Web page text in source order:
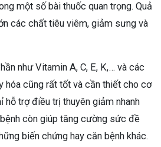
một số bài thuốc quan trọng. Quả
các chất tiêu viêm, giảm sưng và
như Vitamin A, C, E, K,… và các
hóa cũng rất tốt và cần thiết cho cơ
hỗ trợ điều trị thuyên giảm nhanh
còn giúp tăng cường sức đề
biến chứng hay căn bệnh khác.